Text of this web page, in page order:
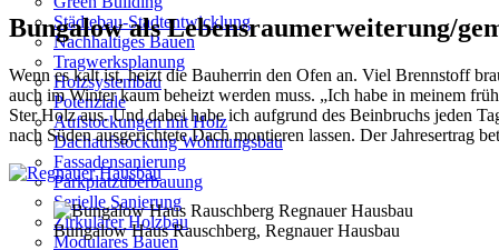
Städtebau-Stadtentwicklung
Nachhaltiges Bauen
Tragwerksplanung
Holzsystembau
Potenziale
Aufstockungen mit Holz
Dachaufstockung Wohnungsbau
Fassadensanierung
Parkplatzüberbauung
Serielle Sanierung
Zirkulärer Holzbau
Modulares Bauen
Bungalow als Lebensraumerweiterung/
Wenn es kalt ist, heizt die Bauherrin den Ofen an. Viel Brennstoff
auch im Winter kaum beheizt werden muss. „Ich habe in meinem
Ster Holz aus. Und dabei habe ich aufgrund des Beinbruchs jeden
nach Süden ausgerichtete Dach montieren lassen. Der Jahresertrag
Bungalow Haus Rauschberg, Regnauer Hausbau